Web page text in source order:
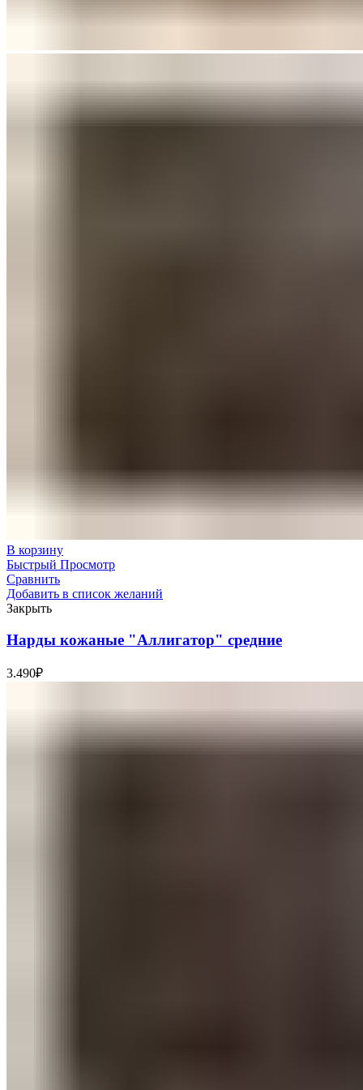
В корзину
Быстрый Просмотр
Сравнить
Добавить в список желаний
Закрыть
Нарды кожаные "Аллигатор" средние
3.490₽